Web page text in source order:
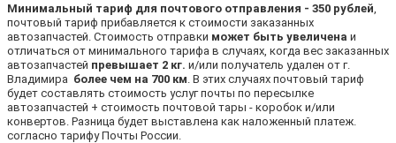
Минимальный тариф для почтового отправления - 350 рублей
почтовый тариф прибавляется к стоимости заказанных
автозапчастей. Стоимость отправки может быть увеличена и
отличаться от минимального тарифа в случаях, когда вес заказанных
автозапчастей превышает 2 кг. и/или получатель удален от г.
Владимира более чем на 700 км . В этих случаях почтовый тариф
будет составлять стоимость услуг почты по пересылке
автозапчастей + стоимость почтовой тары - коробок и/или
конвертов. Разница будет выставлена как наложенный платеж.
согласно тарифу Почты России.